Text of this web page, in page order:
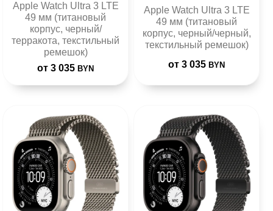
Apple Watch Ultra 3 LTE
49 мм (титановый
корпус, черный/
терракота, текстильный
ремешок)
от 3 035 BYN
Apple Watch Ultra 3 LTE
49 мм (титановый
корпус, черный/черный,
текстильный ремешок)
от 3 035BYN